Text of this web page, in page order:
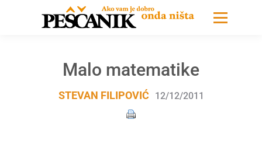
Malo matematike
STEVAN FILIPOVIĆ 12/12/2011